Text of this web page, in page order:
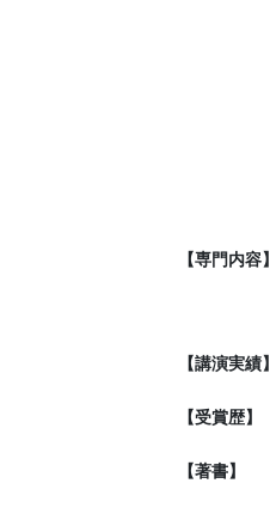
【専門内容】
【講演実績】
【受賞歴】
【著書】